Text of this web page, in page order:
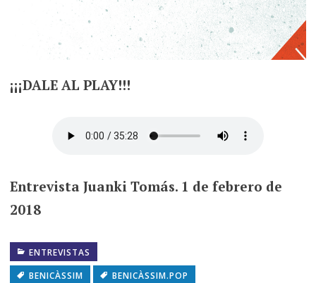
¡¡¡DALE AL PLAY!!!
Entrevista Juanki Tomás. 1 de febrero de
2018
ENTREVISTAS
BENICÀSSIM
BENICÀSSIM.POP